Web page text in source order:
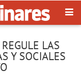
LAS
Y SOCIALES